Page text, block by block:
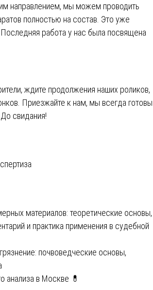
направлением, мы можем проводить
полностью на состав. Это уже
работа у нас была посвящена
ждите продолжения наших роликов,
Приезжайте к нам, мы всегда готовы
свидания!
материалов: теоретические основы,
и практика применения в судебной
почвоведческие основы,
анализа в Москве 💊